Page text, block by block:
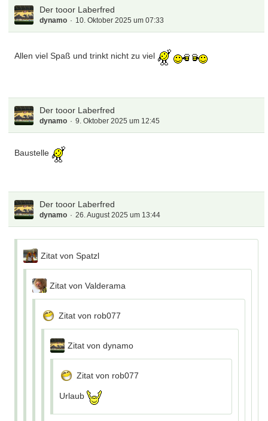
Der tooor Laberfred
dynamo 10. Oktober 2025 um 07:33
Allen viel Spaß und trinkt nicht zu viel
Der tooor Laberfred
dynamo 9. Oktober 2025 um 12:45
Baustelle
Der tooor Laberfred
dynamo 26. August 2025 um 13:44
Zitat von Spatzl
Zitat von Valderama
Zitat von rob077
Zitat von dynamo
Zitat von rob077
Urlaub